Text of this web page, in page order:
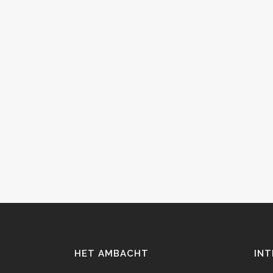
HET AMBACHT